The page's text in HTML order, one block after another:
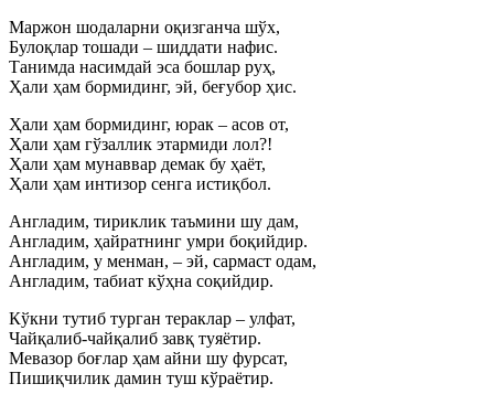
Маржон шодаларни оқизганча шўх,
Булоқлар тошади – шиддати нафис.
Танимда насимдай эса бошлар руҳ,
Ҳали ҳам бормидинг, эй, беғубор ҳис.
Ҳали ҳам бормидинг, юрак – асов от,
Ҳали ҳам гўзаллик этармиди лол?!
Ҳали ҳам мунаввар демак бу ҳаёт,
Ҳали ҳам интизор сенга истиқбол.
Англадим, тириклик таъмини шу дам,
Англадим, ҳайратнинг умри боқийдир.
Англадим, у менман, – эй, сармаст одам,
Англадим, табиат кўҳна соқийдир.
Кўкни тутиб турган тераклар – улфат,
Чайқалиб-чайқалиб завқ туяётир.
Мевазор боғлар ҳам айни шу фурсат,
Пишиқчилик дамин туш кўраётир.